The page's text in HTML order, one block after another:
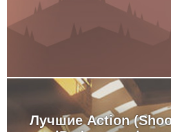
Лучшие Action